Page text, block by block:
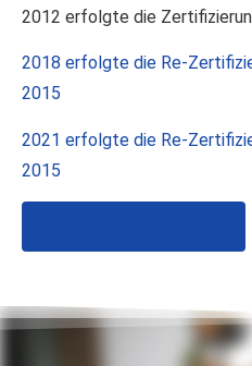
2012 erfolgte die
2018 erfolgte die Re-
2015
2021 erfolgte die Re-
2015